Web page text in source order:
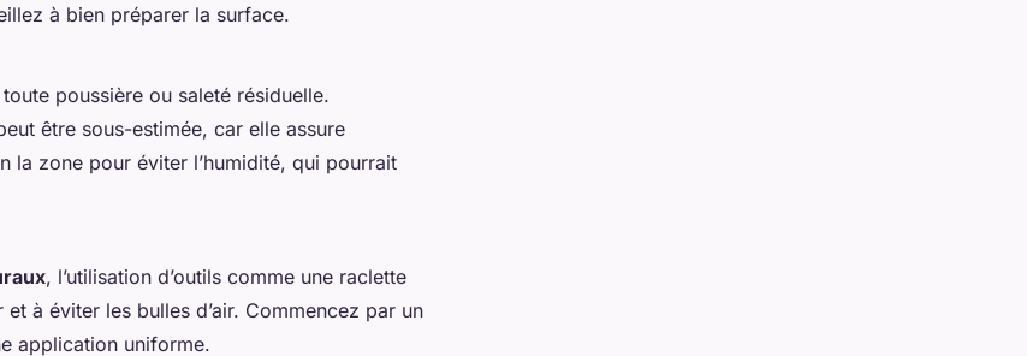
à bien préparer la surface.
poussière ou saleté résiduelle.
être sous-estimée, car elle assure
la zone pour éviter l’humidité, qui pourrait
, l’utilisation d’outils comme une raclette
à éviter les bulles d’air. Commencez par un
application uniforme.